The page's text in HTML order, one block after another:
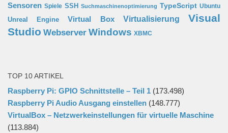
Sensoren Spiele SSH Suchmaschinenoptimierung TypeScript Ubuntu
Unreal Engine
Virtual Box Virtualisierung
Visual
Studio Webserver Windows XBMC
TOP 10 ARTIKEL
Raspberry Pi: GPIO Schnittstelle – Teil 1 (173.498)
Raspberry Pi Audio Ausgang einstellen (148.777)
VirtualBox – Netzwerkeinstellungen für virtuelle Maschine
(113.884)